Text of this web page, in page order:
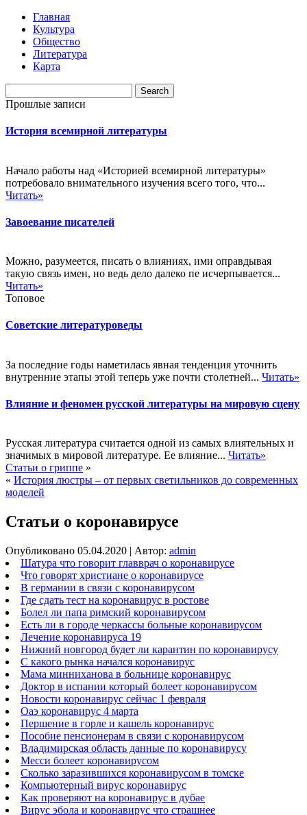
Главная
Культура
Общество
Литература
Карта
Прошлые записи
История всемирной литературы
Начало работы над «Историей всемирной литературы»
потребовало внимательного изучения всего того, что...
Читать»
Завоевание писателей
Можно, разумеется, писать о влияниях, ими оправдывая
такую связь имен, но ведь дело далеко пе исчерпывается...
Читать»
Топовое
Советские литературоведы
За последние годы наметилась явная тенденция уточнить
внутренние этапы этой теперь уже почти столетней... Читать»
Влияние и феномен русской литературы на мировую сцену
Русская литература считается одной из самых влиятельных и
значимых в мировой литературе. Ее влияние... Читать»
Статьи о гриппе »
« История люстры – от первых светильников до современных
моделей
Статьи о коронавирусе
Опубликовано 05.04.2020 | Автор: admin
Шатура что говорит главврач о коронавирусе
Что говорят христиане о коронавирусе
В германии в связи с коронавирусом
Где сдать тест на коронавирус в ростове
Болел ли папа римский коронавирусом
Есть ли в городе черкассы больные коронавирусом
Лечение коронавируса 19
Нижний новгород будет ли карантин по коронавирусу
С какого рынка начался коронавирус
Мама минниханова в больнице коронавирус
Доктор в испании который болеет коронавирусом
Новости коронавирус сейчас 1 февраля
Оаэ коронавирус 4 марта
Першение в горле и кашель коронавирус
Пособие пенсионерам в связи с коронавирусом
Владимирская область данные по коронавирусу
Месси болеет коронавирусом
Сколько заразившихся коронавирусом в томске
Компьютерный вирус коронавирус
Как проверяют на коронавирус в дубае
Вирус эбола и коронавирус что страшнее